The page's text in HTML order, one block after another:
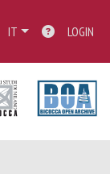
IT LOGIN